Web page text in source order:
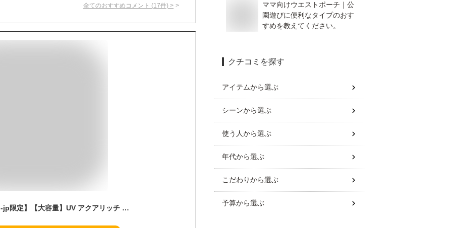
全てのおすすめコメント (17件) >
ビオレ 【Amazon-co-jp限定】【大容量】UV アクアリッチ ウォータリーエッセンス 110g (通常品の1.6倍) 日焼け止め SPF50+/PA++++
ママ向けウエストポーチ｜公
園遊びに便利なタイプのおす
すめを教えてください。
クチコミを探す
アイテムから選ぶ
シーンから選ぶ
使う人から選ぶ
年代から選ぶ
こだわりから選ぶ
予算から選ぶ